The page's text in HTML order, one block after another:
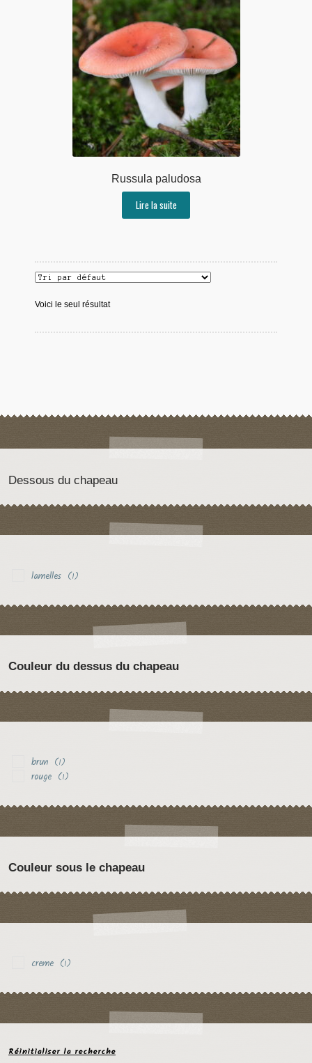
Russula paludosa
Lire la suite
Voici le seul résultat
Dessous du chapeau
lamelles (1)
Couleur du dessus du chapeau
brun (1)
rouge (1)
Couleur sous le chapeau
creme (1)
Réinitialiser la recherche